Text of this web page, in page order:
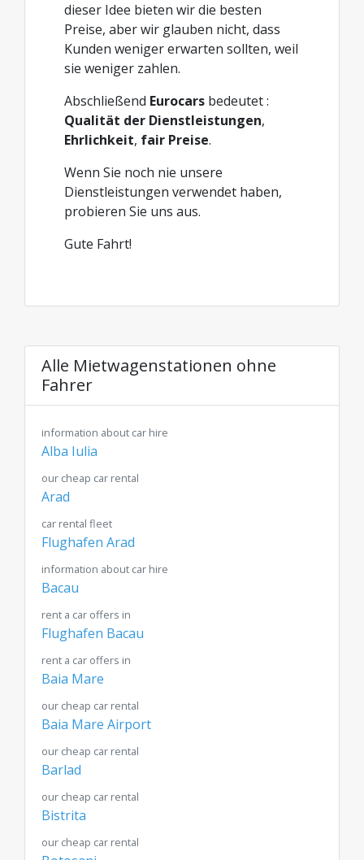
dieser Idee bieten wir die besten
Preise, aber wir glauben nicht, dass
Kunden weniger erwarten sollten, weil
sie weniger zahlen.
Abschließend Eurocars bedeutet :
Qualität der Dienstleistungen,
Ehrlichkeit, fair Preise.
Wenn Sie noch nie unsere
Dienstleistungen verwendet haben,
probieren Sie uns aus.
Gute Fahrt!
Alle Mietwagenstationen ohne
Fahrer
information about car hire
Alba Iulia
our cheap car rental
Arad
car rental fleet
Flughafen Arad
information about car hire
Bacau
rent a car offers in
Flughafen Bacau
rent a car offers in
Baia Mare
our cheap car rental
Baia Mare Airport
our cheap car rental
Barlad
our cheap car rental
Bistrita
our cheap car rental